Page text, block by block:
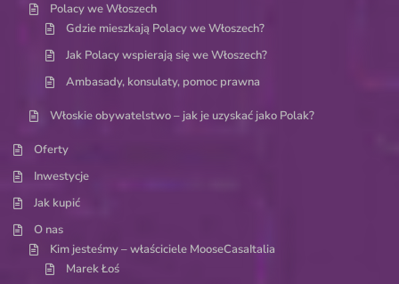
Polacy we Włoszech
Gdzie mieszkają Polacy we Włoszech?
Jak Polacy wspierają się we Włoszech?
Ambasady, konsulaty, pomoc prawna
Włoskie obywatelstwo – jak je uzyskać jako Polak?
Oferty
Inwestycje
Jak kupić
O nas
Kim jesteśmy – właściciele MooseCasaItalia
Marek Łoś